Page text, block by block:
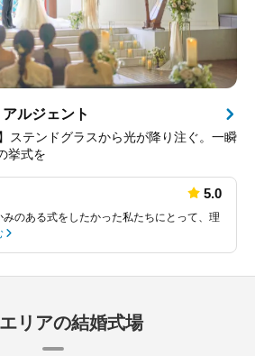
ルジェント
ステンドグラスから光が降り注ぐ。一瞬
挙式を
5.0
のある式をしたかった私たちにとって、理
リアの結婚式場